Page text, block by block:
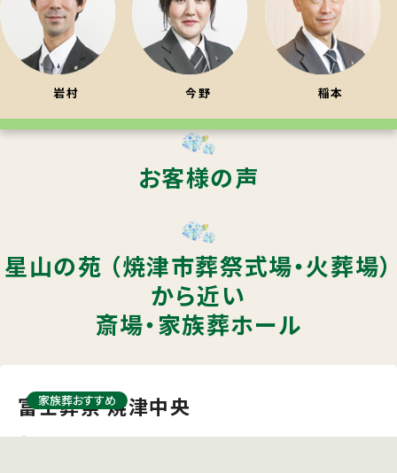
岩村 今野 稲本
お客様の声
星山の苑 （焼津市葬祭式場・火葬場）
から近い
斎場・家族葬ホール
富士葬祭 焼津中央
家族葬おすすめ
焼津市石津1-19-4